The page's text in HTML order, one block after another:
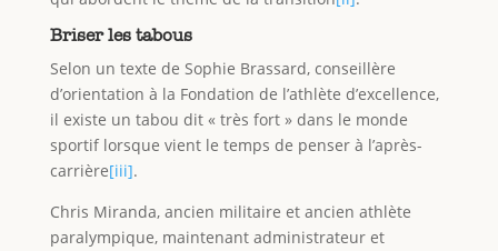
Briser les tabous
Selon un texte de Sophie Brassard, conseillère
d’orientation à la Fondation de l’athlète d’excellence,
il existe un tabou dit « très fort » dans le monde
sportif lorsque vient le temps de penser à l’après-
carrière[iii].
Chris Miranda, ancien militaire et ancien athlète
paralympique, maintenant administrateur et